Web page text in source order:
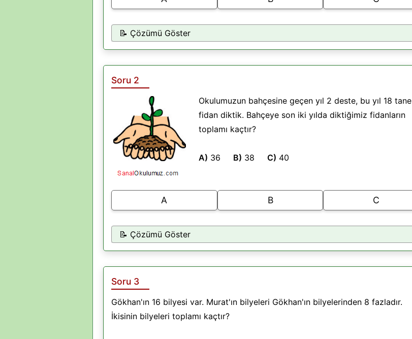
📝 Çözümü Göster
Soru 2
Okulumuzun bahçesine geçen yıl 2 deste, bu yıl 18 tane
fidan diktik. Bahçeye son iki yılda diktiğimiz fidanların
toplamı kaçtır?
A) 36 B) 38 C) 40
A B C
📝 Çözümü Göster
Soru 3
Gökhan'ın 16 bilyesi var. Murat'ın bilyeleri Gökhan'ın bilyelerinden 8 fazladır.
İkisinin bilyeleri toplamı kaçtır?